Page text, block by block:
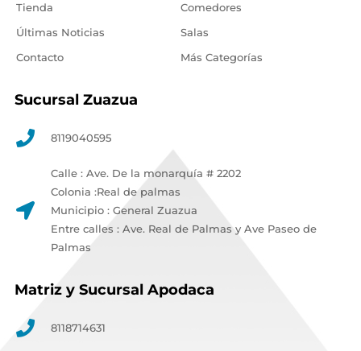
Tienda
Últimas Noticias
Contacto
Comedores
Salas
Más Categorías
Sucursal Zuazua
8119040595
Calle : Ave. De la monarquía # 2202
Colonia :Real de palmas
Municipio : General Zuazua
Entre calles : Ave. Real de Palmas y Ave Paseo de
Palmas
Matriz y Sucursal Apodaca
8118714631